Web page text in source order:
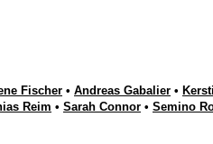
Fischer • Andreas Gabalier •
Reim • Sarah Connor • Semino